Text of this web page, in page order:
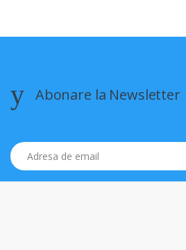
Abonare la Newsletter
Adresa de email